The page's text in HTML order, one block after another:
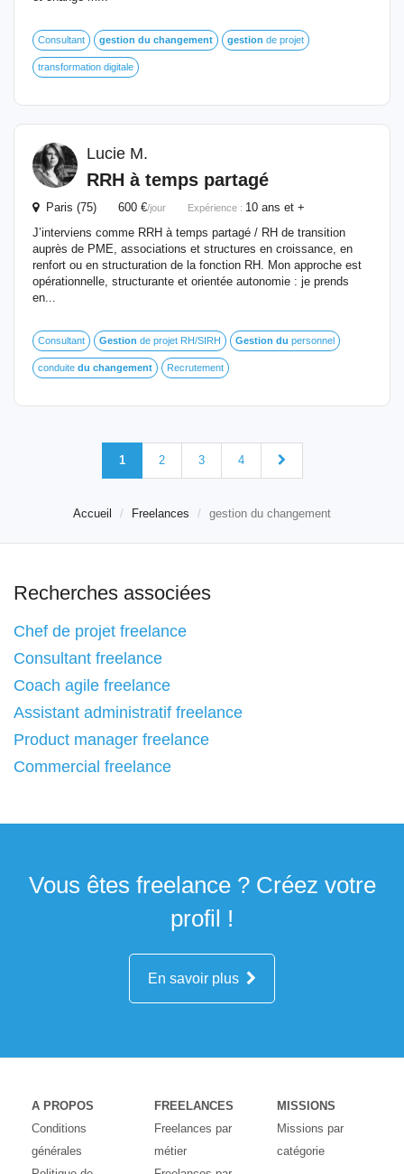
Consultant gestion du changement gestion de projet
transformation digitale
Lucie M.
RRH à temps partagé
Paris (75) 600 €/jour Expérience : 10 ans et +
J’interviens comme RRH à temps partagé / RH de transition
auprès de PME, associations et structures en croissance, en
renfort ou en structuration de la fonction RH. Mon approche est
opérationnelle, structurante et orientée autonomie : je prends
en...
Consultant Gestion de projet RH/SIRH Gestion du personnel
conduite du changement Recrutement
1 2 3 4
Accueil Freelances gestion du changement
Recherches associées
Chef de projet freelance
Consultant freelance
Coach agile freelance
Assistant administratif freelance
Product manager freelance
Commercial freelance
Vous êtes freelance ? Créez votre
profil !
En savoir plus
A PROPOS
Conditions
générales
FREELANCES
Freelances par
métier
MISSIONS
Missions par
catégorie